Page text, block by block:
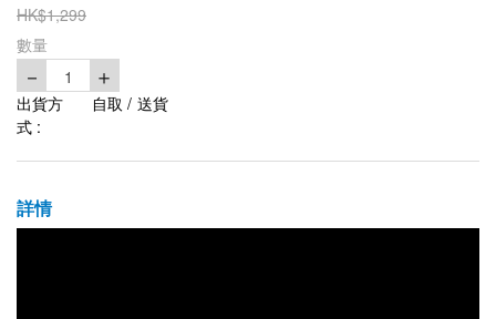
HK$1,299
數量
－ 1 ＋
出貨方
式 :
自取 / 送貨
詳情